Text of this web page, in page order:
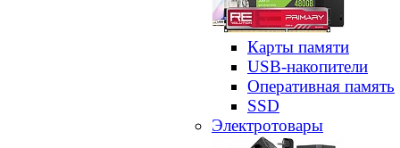
Карты памяти
USB-накопители
Оперативная память
SSD
Электротовары